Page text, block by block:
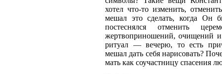
хотел что-то изменить,
мешал это сделать, когда
постеснялся отменить
жертвоприношений, очищений
ритуал — вечерю, то есть
мешал дать себя нарисовать?
мать как соучастницу спасения